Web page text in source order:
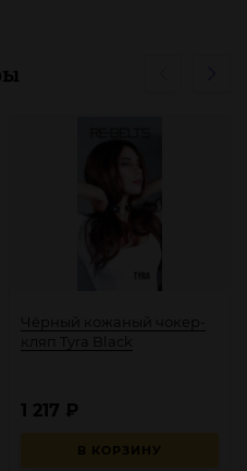
Чёрный кожаный чокер-
кляп Tyra Black
В КОРЗИНУ
1 217 ₽